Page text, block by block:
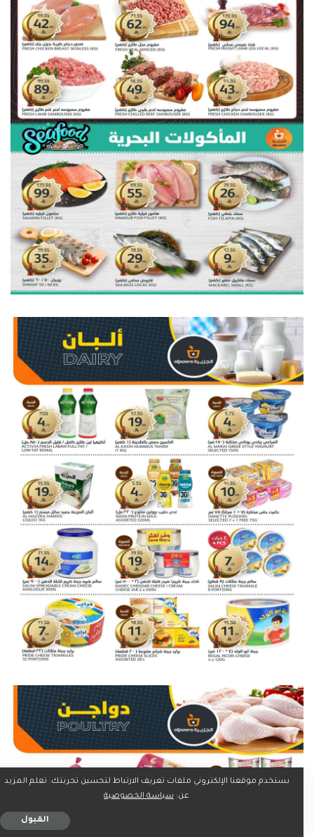
يستخدم موقعنا الإلكتروني ملفات تعريف الارتباط لتحسين تجربتك. تعلم المزيد
عن: سياسة الخصوصية
القبول